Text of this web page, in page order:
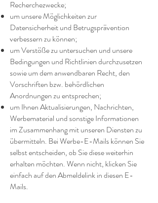
Recherchezwecke;
um unsere Möglichkeiten zur
Datensicherheit und Betrugsprävention
verbessern zu können;
um Verstöße zu untersuchen und unsere
Bedingungen und Richtlinien durchzusetzen
sowie um dem anwendbaren Recht, den
Vorschriften bzw. behördlichen
Anordnungen zu entsprechen;
um Ihnen Aktualisierungen, Nachrichten,
Werbematerial und sonstige Informationen
im Zusammenhang mit unseren Diensten zu
übermitteln. Bei Werbe-E-Mails können Sie
selbst entscheiden, ob Sie diese weiterhin
erhalten möchten. Wenn nicht, klicken Sie
einfach auf den Abmeldelink in diesen E-
Mails.